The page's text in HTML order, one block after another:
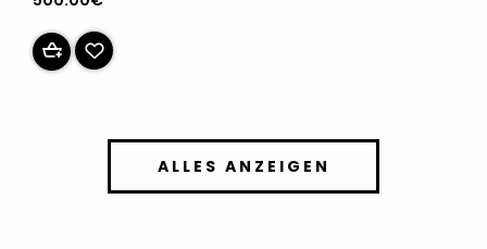
ALLES ANZEIGEN